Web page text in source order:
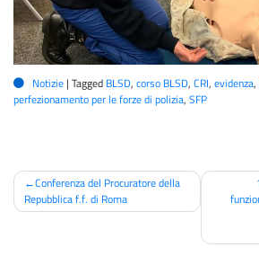
Notizie | Tagged BLSD, corso BLSD, CRI, evidenza,
perfezionamento per le forze di polizia, SFP
Navigazione
articoli
Conferenza del Procuratore della
Repubblica f.f. di Roma